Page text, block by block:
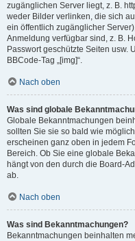
zugänglichen Server liegt, z. B.
weder Bilder verlinken, die sich
ein öffentlich zugänglicher
Anmeldung verfügbar sind, z. B.
Passwort geschützte Seiten usw.
BBCode-Tag „[img]“.
Nach oben
Was sind globale
Globale Bekanntmachungen
sollten Sie sie so bald wie
erscheinen ganz oben in jedem
Bereich. Ob Sie eine globale
hängt von den durch die Board-
ab.
Nach oben
Was sind Bekanntmachungen?
Bekanntmachungen beinhalten